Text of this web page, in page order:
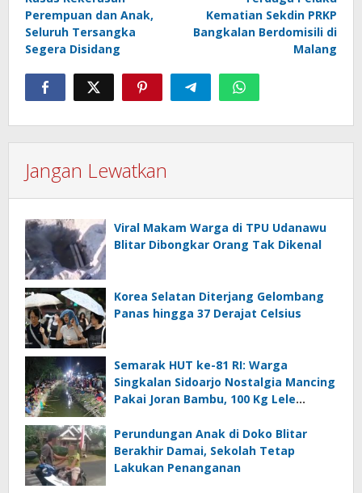
Perempuan dan Anak,
Seluruh Tersangka
Segera Disidang
Kematian Sekdin PRKP
Bangkalan Berdomisili di
Malang
Jangan Lewatkan
Viral Makam Warga di TPU Udanawu
Blitar Dibongkar Orang Tak Dikenal
Korea Selatan Diterjang Gelombang
Panas hingga 37 Derajat Celsius
Semarak HUT ke-81 RI: Warga
Singkalan Sidoarjo Nostalgia Mancing
Pakai Joran Bambu, 100 Kg Lele
Perundungan Anak di Doko Blitar
Berakhir Damai, Sekolah Tetap
Lakukan Penanganan